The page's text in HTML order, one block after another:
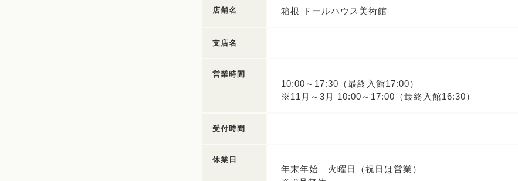
店舗名 箱根 ドールハウス美術館
支店名
営業時間
10:00～17:30（最終入館17:00）
※11月～3月 10:00～17:00（最終入館16:30）
受付時間
休業日
年末年始 火曜日（祝日は営業）